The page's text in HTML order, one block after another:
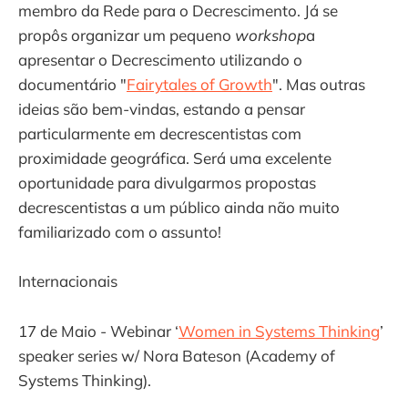
membro da Rede para o Decrescimento. Já se
propôs organizar um pequeno workshopa
apresentar o Decrescimento utilizando o
documentário "Fairytales of Growth". Mas outras
ideias são bem-vindas, estando a pensar
particularmente em decrescentistas com
proximidade geográfica. Será uma excelente
oportunidade para divulgarmos propostas
decrescentistas a um público ainda não muito
familiarizado com o assunto!
Internacionais
17 de Maio - Webinar ‘Women in Systems Thinking’
speaker series w/ Nora Bateson (Academy of
Systems Thinking).